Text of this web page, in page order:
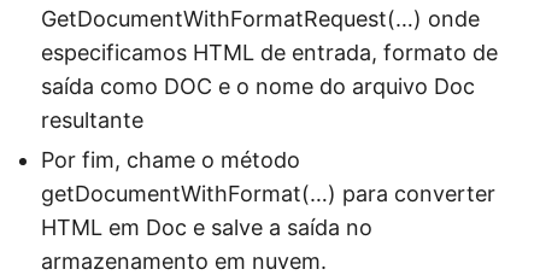
GetDocumentWithFormatRequest(…) onde
especificamos HTML de entrada, formato de
saída como DOC e o nome do arquivo Doc
resultante
Por fim, chame o método
getDocumentWithFormat(…) para converter
HTML em Doc e salve a saída no
armazenamento em nuvem.